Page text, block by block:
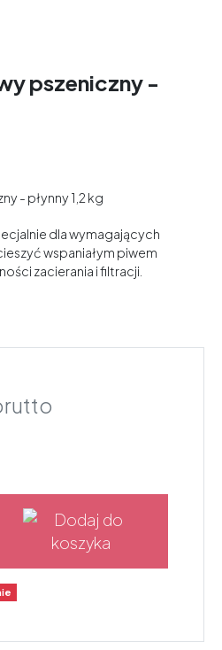
pszeniczny -
- płynny 1,2 kg
dla wymagających
wspaniałym piwem
zacierania i filtracji.